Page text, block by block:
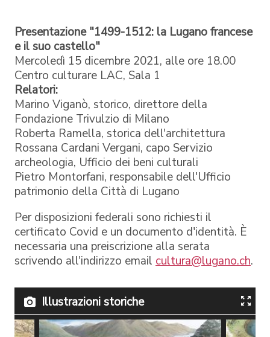
Presentazione "1499-1512: la Lugano francese
e il suo castello"
Mercoledì 15 dicembre 2021, alle ore 18.00
Centro culturare LAC, Sala 1
Relatori:
Marino Viganò, storico, direttore della
Fondazione Trivulzio di Milano
Roberta Ramella, storica dell'architettura
Rossana Cardani Vergani, capo Servizio
archeologia, Ufficio dei beni culturali
Pietro Montorfani, responsabile dell'Ufficio
patrimonio della Città di Lugano
Per disposizioni federali sono richiesti il
certificato Covid e un documento d'identità. È
necessaria una preiscrizione alla serata
scrivendo all'indirizzo email cultura@lugano.ch.
Illustrazioni storiche